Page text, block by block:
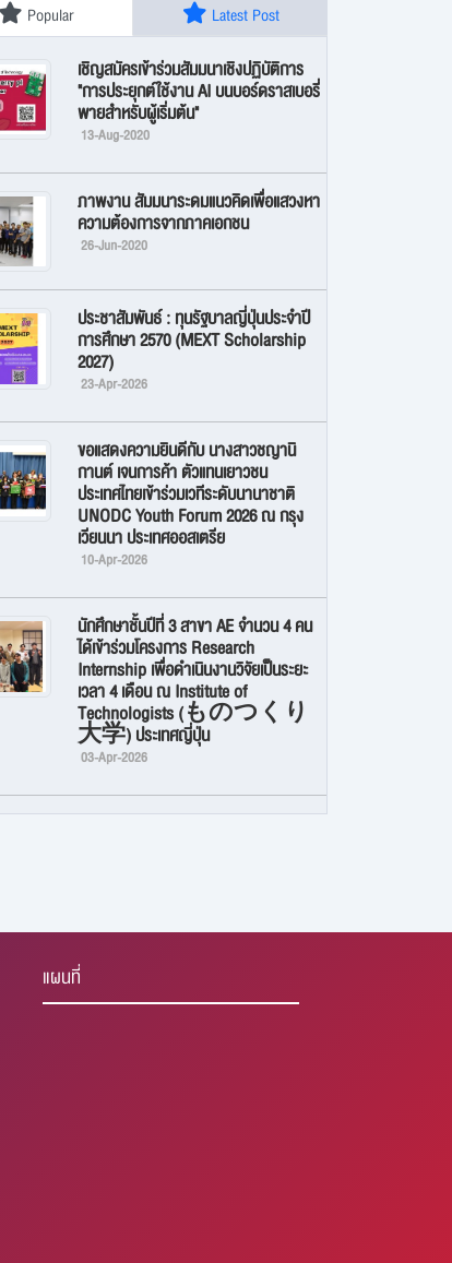
Popular Latest Post
เชิญสมัครเข้าร่วมสัมมนาเชิงปฏิบัติการ
"การประยุกต์ใช้งาน AI บนบอร์ดราสเบอรี่
พายสำหรับผู้เริ่มต้น"
13-Aug-2020
ภาพงาน สัมมนาระดมแนวคิดเพื่อแสวงหา
ความต้องการจากภาคเอกชน
26-Jun-2020
ประชาสัมพันธ์ : ทุนรัฐบาลญี่ปุ่นประจำปี
การศึกษา 2570 (MEXT Scholarship
2027)
23-Apr-2026
ขอแสดงความยินดีกับ นางสาวชญานิ
กานต์ เจนการค้า ตัวแทนเยาวชน
ประเทศไทยเข้าร่วมเวทีระดับนานาชาติ
UNODC Youth Forum 2026 ณ กรุง
เวียนนา ประเทศออสเตรีย
10-Apr-2026
นักศึกษาชั้นปีที่ 3 สาขา AE จำนวน 4 คน
ได้เข้าร่วมโครงการ Research
Internship เพื่อดำเนินงานวิจัยเป็นระยะ
เวลา 4 เดือน ณ Institute of
Technologists (ものつくり
大学) ประเทศญี่ปุ่น
03-Apr-2026
แผนที่